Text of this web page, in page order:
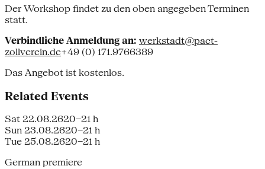
Der Workshop findet zu den oben angegeben Terminen
statt.
Verbindliche Anmeldung an: werkstadt@pact-
zollverein.de+49 (0) 171.9766389
Das Angebot ist kostenlos.
Related Events
Sat 22.08.2620–21 h
Sun 23.08.2620–21 h
Tue 25.08.2620–21 h
German premiere